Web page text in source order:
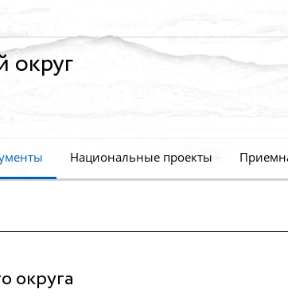
округ
Национальные проекты
округа